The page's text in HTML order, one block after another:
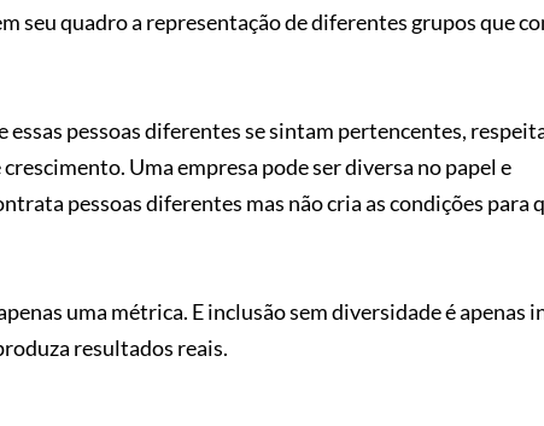
seu quadro a representação de diferentes grupos que
pessoas diferentes se sintam pertencentes,
Uma empresa pode ser diversa no papel e
pessoas diferentes mas não cria as condições para
uma métrica. E inclusão sem diversidade é apenas
resultados reais.